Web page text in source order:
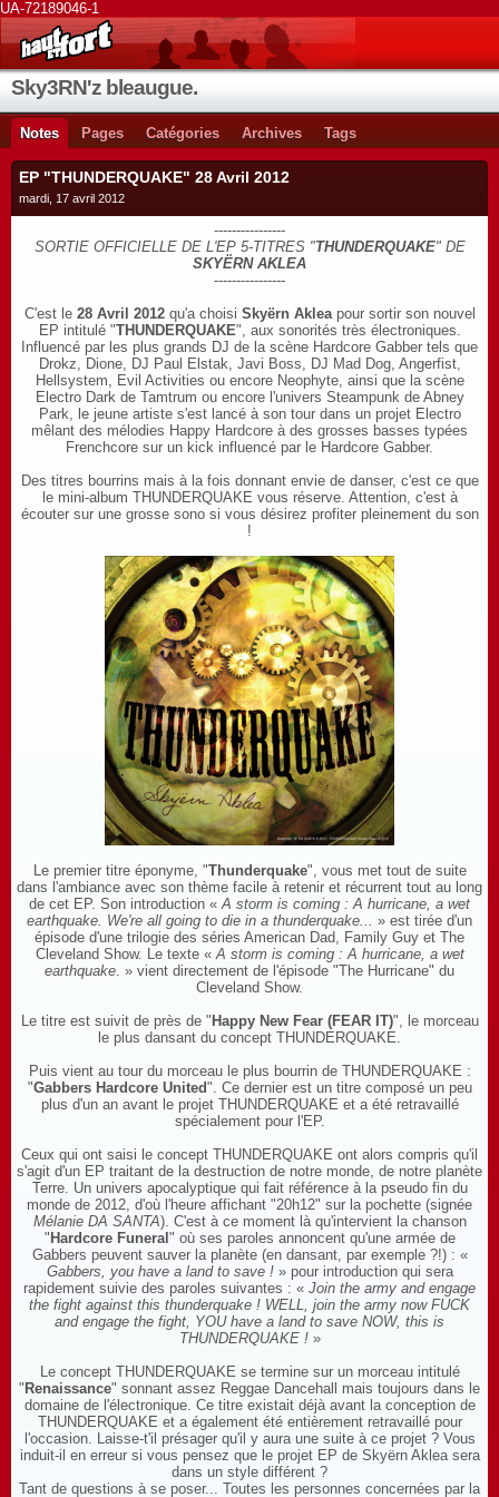
UA-72189046-1
Sky3RN'z bleaugue.
Notes Pages Catégories Archives Tags
EP "THUNDERQUAKE" 28 Avril 2012
mardi, 17 avril 2012
----------------
SORTIE OFFICIELLE DE L'EP 5-TITRES "THUNDERQUAKE" DE
SKYËRN AKLEA
----------------
C'est le 28 Avril 2012qu'a choisi Skyërn Akleapour sortir son nouvel
EP intitulé "THUNDERQUAKE", aux sonorités très électroniques.
Influencé par les plus grands DJ de lascène Hardcore Gabber tels que
Drokz, Dione, DJ Paul Elstak, Javi Boss, DJ Mad Dog, Angerfist,
Hellsystem, Evil Activities ou encore Neophyte, ainsi que la scène
Electro Dark de Tamtrum ou encore l'univers Steampunk de Abney
Park, le jeune artiste s'est lancé à son tour dans un projet Electro
mêlant des mélodies Happy Hardcore à des grosses basses typées
Frenchcore sur un kick influencé par le Hardcore Gabber.
Des titres bourrins mais à la fois donnant envie de danser, c'est ce que
le mini-album THUNDERQUAKE vous réserve. Attention, c'est à
écouter sur une grosse sono si vous désirez profiter pleinement du son
!
Le premier titre éponyme, "Thunderquake", vous met tout de suite
dans l'ambiance avec son thème facile à retenir et récurrent tout au long
de cet EP. Son introduction «A storm is coming : A hurricane, a wet
earthquake. We're all going to die in a thunderquake... » est tirée d'un
épisode d'une trilogie des séries American Dad, Family Guy et The
Cleveland Show. Le texte «A storm is coming : A hurricane, a wet
earthquake. » vient directement de l'épisode "The Hurricane" du
Cleveland Show.
Le titre est suivit de près de " Happy New Fear (FEAR IT)", le morceau
le plus dansant du concept THUNDERQUAKE.
Puis vient au tour du morceau le plus bourrin de THUNDERQUAKE :
"Gabbers Hardcore United". Ce dernier est un titre composé un peu
plus d'un an avant le projet THUNDERQUAKE et a été retravaillé
spécialement pour l'EP.
Ceux qui ont saisi le concept THUNDERQUAKE ont alors compris qu'il
s'agit d'un EP traitant de la destruction de notre monde, de notre planète
Terre. Un univers apocalyptique qui fait référence à la pseudo fin du
monde de 2012, d'où l'heure affichant "20h12" sur la pochette (signée
Mélanie DA SANTA). C'est à ce moment là qu'intervient la chanson
" Hardcore Funeral " où ses paroles annoncent qu'une armée de
Gabbers peuvent sauver la planète (en dansant, par exemple ?!) : «
Gabbers, you have a land to save !» pour introduction qui sera
rapidement suivie des paroles suivantes : « Join the army and engage
the fight against this thunderquake ! WELL, join the army now FUCK
and engage the fight, YOU have a land to save NOW, this is
THUNDERQUAKE !»
Le concept THUNDERQUAKE se termine sur un morceau intitulé
" Renaissance" sonnant assez Reggae Dancehall mais toujours dans le
domaine de l'électronique. Ce titre existait déjà avant la conception de
THUNDERQUAKE et a également été entièrement retravaillé pour
l'occasion. Laisse-t'il présager qu'il y aura une suite à ce projet ? Vous
induit-il en erreur si vous pensez que le projet EP de Skyërn Aklea sera
dans un style différent ?
Tant de questions à se poser... Toutes les personnes concernées par la